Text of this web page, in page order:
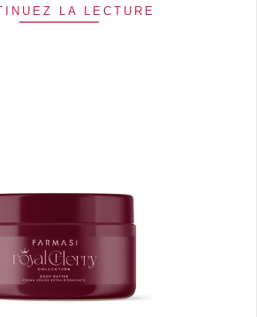
LA LECTURE